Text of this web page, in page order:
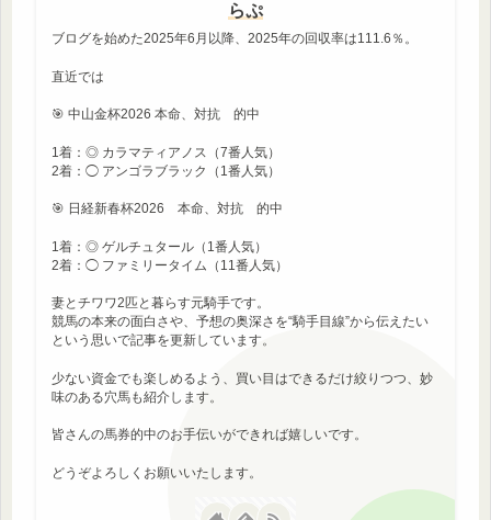
らぷ
ブログを始めた2025年6月以降、2025年の回収率は111.6％。
直近では
🎯 中山金杯2026 本命、対抗 的中
1着：◎ カラマティアノス（7番人気）
2着：◯ アンゴラブラック（1番人気）
🎯 日経新春杯2026 本命、対抗 的中
1着：◎ ゲルチュタール（1番人気）
2着：◯ ファミリータイム（11番人気）
妻とチワワ2匹と暮らす元騎手です。
競馬の本来の面白さや、予想の奥深さを“騎手目線”から伝えたい
という思いで記事を更新しています。
少ない資金でも楽しめるよう、買い目はできるだけ絞りつつ、妙
味のある穴馬も紹介します。
皆さんの馬券的中のお手伝いができれば嬉しいです。
どうぞよろしくお願いいたします。